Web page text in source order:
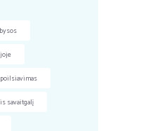
poilsiavimas
savaitgalį